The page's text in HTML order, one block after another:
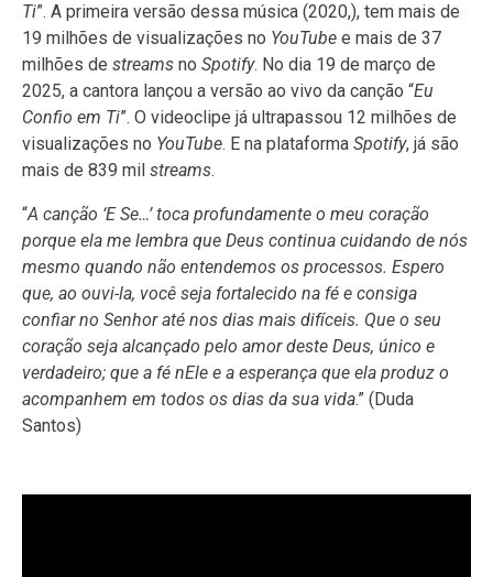
Ti”. A primeira versão dessa música (2020,), tem mais de
19 milhões de visualizações no YouTube e mais de 37
milhões de streams no Spotify. No dia 19 de março de
2025, a cantora lançou a versão ao vivo da canção “Eu
Confio em Ti”. O videoclipe já ultrapassou 12 milhões de
visualizações no YouTube. E na plataforma Spotify, já são
mais de 839 mil streams.
“A canção ‘E Se…’ toca profundamente o meu coração
porque ela me lembra que Deus continua cuidando de nós
mesmo quando não entendemos os processos. Espero
que, ao ouvi-la, você seja fortalecido na fé e consiga
confiar no Senhor até nos dias mais difíceis. Que o seu
coração seja alcançado pelo amor deste Deus, único e
verdadeiro; que a fé nEle e a esperança que ela produz o
acompanhem em todos os dias da sua vida.” (Duda
Santos)